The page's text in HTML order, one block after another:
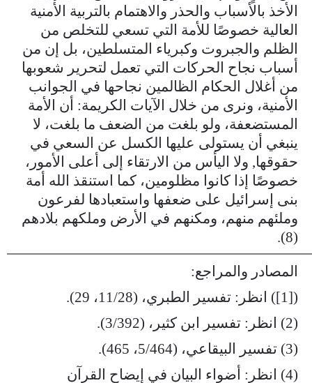
الأخذ بالأسباب والحذر والاهتمام بالتربية الأمنية
العالية خصوصًا للأمة التي تسعي للتخلص من
الظلم والجبروت وكبرياء المتسلطين، بل إن من
أسباب نجاح الحركات التي تعمل لتحرير شعوبها
من أغلال الحكام الظالمين نجاحها في الجوانب
الأمنية، ونرى من خلال الآيات الكريمة: أن الأمة
المستضعفة، ولو بلغت من الضعف ما بلغت، لا
ينبغي أن يستولى عليها الكسل عن السعي في
حقوقها, ولا اليأس من الارتقاء إلى أعلى الأمور،
خصوصًا إذا كانوا مظلومين، كما استنقذ الله أمة
بنى إسرائيل على ضعفها واستعبادها لفرعون
وملئهم منهم، ومكنهم في الأرض وملكهم بلادهم
(8).
المصادر والمراجع:
([1]) انظر: تفسير الطبري، (11/28، 29).
(2) انظر: تفسير ابن كثير، (3/392).
(3) تفسير البيقاعي، (5/464، 465).
(4) انظر: أضواء البيان في إيضاح القرآن